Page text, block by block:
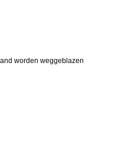
worden weggeblazen